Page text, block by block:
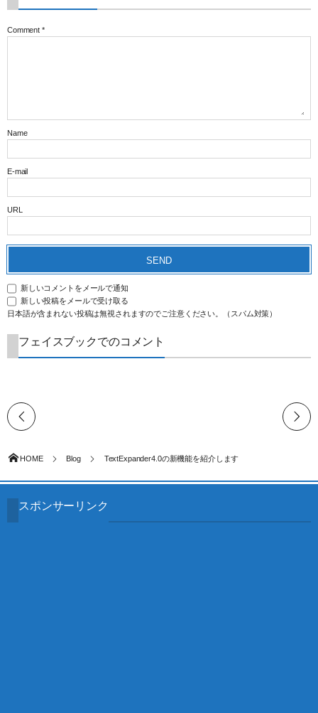
Comment *
Name
E-mail
URL
新しいコメントをメールで通知
新しい投稿をメールで受け取る
日本語が含まれない投稿は無視されますのでご注意ください。（スパム対策）
フェイスブックでのコメント
HOME Blog TextExpander4.0の新機能を紹介します
スポンサーリンク